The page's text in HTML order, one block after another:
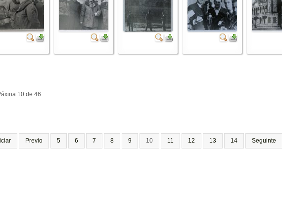
10 de 46
Previo 5 6 7 8 9 10 11 12 13 14 Seguinte